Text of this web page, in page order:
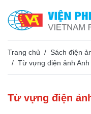
Trang chủ
Sách điện
Từ vựng điện ảnh
Từ vựng điện